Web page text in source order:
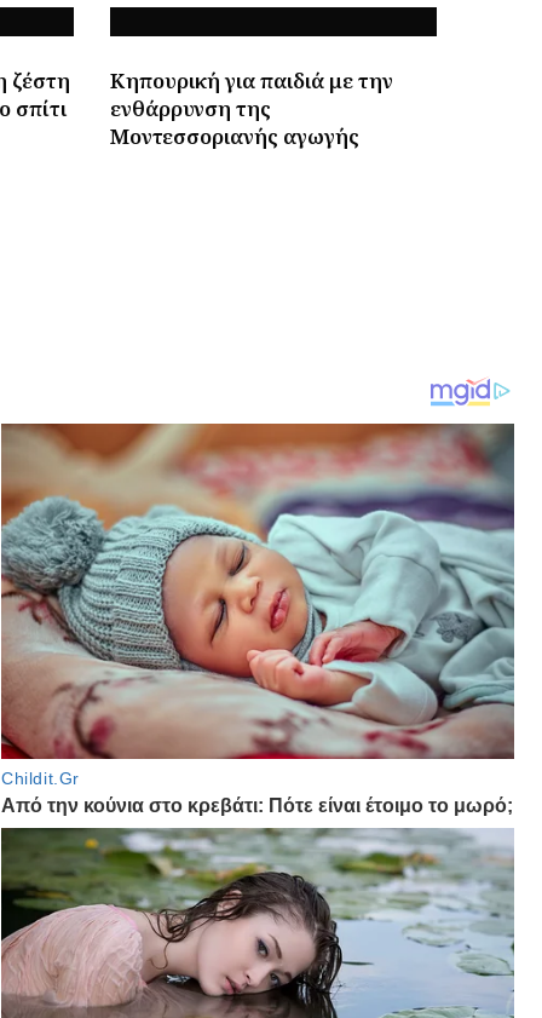
ζέστη
σπίτι
Κηπουρική για παιδιά με την
ενθάρρυνση της
Μοντεσσοριανής αγωγής